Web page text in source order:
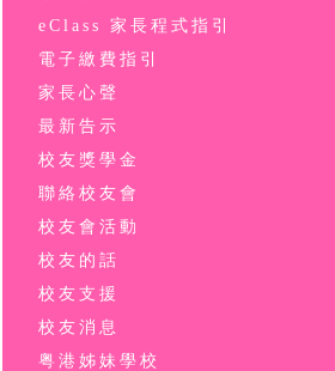
eClass 家長程式指引
電子繳費指引
家長心聲
最新告示
校友獎學金
聯絡校友會
校友會活動
校友的話
校友支援
校友消息
粤港姊妹學校